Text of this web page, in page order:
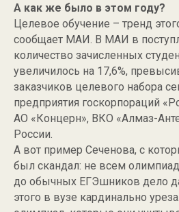
А как же было в этом году?
Целевое обучение – тренд
сообщает МАИ. В МАИ в
количество зачисленных
увеличилось на 17,6%,
заказчиков целевого набора
предприятия госкорпораций
АО «Концерн», ВКО «Алмаз-
России.
А вот пример Сеченова, с
был скандал: не всем
до обычных ЕГЭшников дело
этого в вузе кардинально